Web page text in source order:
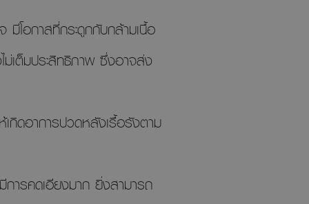
โอกาสที่กระดูกกับกล้ามเนื้อ
ม่เต็มประสิทธิภาพ ซึ่งอาจส่ง
กิดอาการปวดหลังเรื้อรังตาม
ารคดเอียงมาก ยิ่งสามารถ